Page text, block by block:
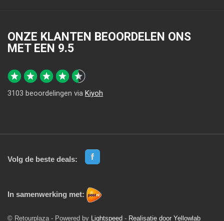
ONZE KLANTEN BEOORDELEN ONS
MET EEN 9.5
3103 beoordelingen via Kiyoh
Volg de beste deals:
In samenwerking met:
© Retourplaza - Powered by Lightspeed - Realisatie door Yellowlab